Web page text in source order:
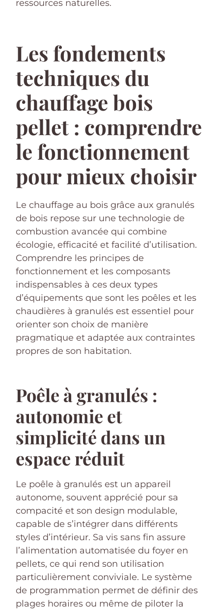
ressources naturelles.
Les fondements
techniques du
chauffage bois
pellet : comprendre
le fonctionnement
pour mieux choisir
Le chauffage au bois grâce aux granulés
de bois repose sur une technologie de
combustion avancée qui combine
écologie, efficacité et facilité d’utilisation.
Comprendre les principes de
fonctionnement et les composants
indispensables à ces deux types
d’équipements que sont les poêles et les
chaudières à granulés est essentiel pour
orienter son choix de manière
pragmatique et adaptée aux contraintes
propres de son habitation.
Poêle à granulés :
autonomie et
simplicité dans un
espace réduit
Le poêle à granulés est un appareil
autonome, souvent apprécié pour sa
compacité et son design modulable,
capable de s’intégrer dans différents
styles d’intérieur. Sa vis sans fin assure
l’alimentation automatisée du foyer en
pellets, ce qui rend son utilisation
particulièrement conviviale. Le système
de programmation permet de définir des
plages horaires ou même de piloter la